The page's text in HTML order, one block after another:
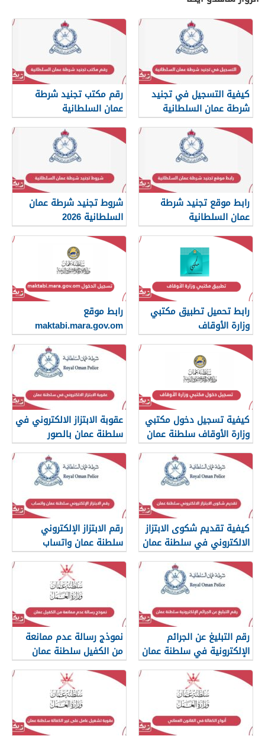
كيفية التسجيل في تجنيد
شرطة عمان السلطانية
2026
رقم مكتب تجنيد شرطة
عمان السلطانية
رابط موقع تجنيد شرطة
عمان السلطانية
شروط تجنيد شرطة عمان
السلطانية 2026
رابط تحميل تطبيق مكتبي
وزارة الأوقاف
رابط موقع
maktabi.mara.gov.om
تسجيل الدخول
كيفية تسجيل دخول مكتبي
وزارة الأوقاف سلطنة عمان
عقوبة الابتزاز الالكتروني في
سلطنة عمان بالصور
والرسائل
كيفية تقديم شكوى الابتزاز
الالكتروني في سلطنة عمان
رقم الابتزاز الإلكتروني
سلطنة عمان واتساب
رقم التبليغ عن الجرائم
الإلكترونية في سلطنة عمان
2026
نموذج رسالة عدم ممانعة
من الكفيل سلطنة عمان